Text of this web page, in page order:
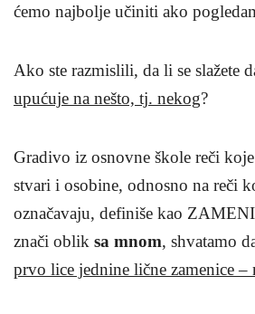
ćemo najbolje učiniti ako
Ako ste razmislili, da li se slažete
upućuje na nešto, tj. nekog?
Gradivo iz osnovne škole reči
stvari i osobine, odnosno na reči
označavaju, definiše kao
znači oblik sa mnom, shvatamo
prvo lice jednine lične zamenice –